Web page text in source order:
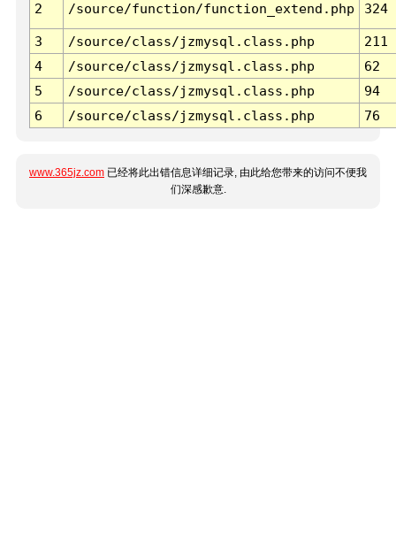
2 /source/function/function_extend.php 324
3 /source/class/jzmysql.class.php
211
4
/source/class/jzmysql.class.php
62
5
/source/class/jzmysql.class.php
94
6
/source/class/jzmysql.class.php 76
www.365jz.com 已经将此出错信息详细记录, 由此给您带来的访问不便我
们深感歉意.